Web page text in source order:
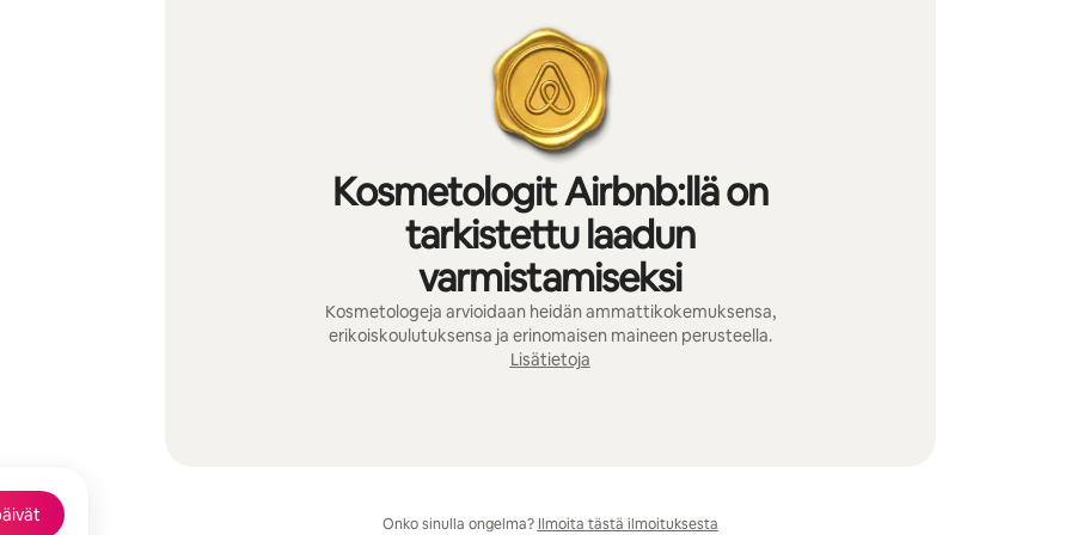
Kosmetologit Airbnb:llä on
tarkistettu laadun
varmistamiseksi
Kosmetologeja arvioidaan heidän ammattikokemuksensa,
erikoiskoulutuksensa ja erinomaisen maineen perusteella.
Lisätietoja
Onko sinulla ongelma? Ilmoita tästä ilmoituksesta